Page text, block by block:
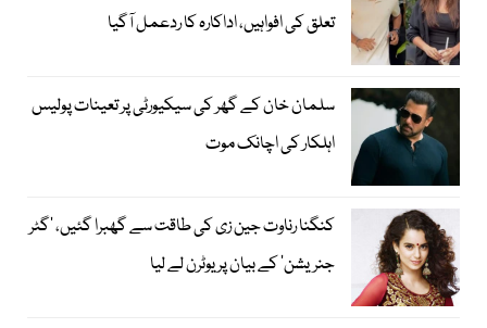
تعلق کی افواہیں، اداکارہ کا ردعمل آگیا
سلمان خان کے گھر کی سیکیورٹی پر تعینات پولیس
اہلکار کی اچانک موت
کنگنا رناوت جین زی کی طاقت سے گھبرا گئیں، ’گٹر
جنریشن‘ کے بیان پر یوٹرن لے لیا